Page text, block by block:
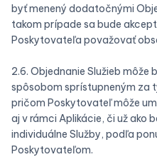
byť menený dodatočnými
takom prípade sa bude
Poskytovateľa považovať
2.6. Objednanie Služieb môže
spôsobom sprístupneným za
pričom Poskytovateľ môže
aj v rámci Aplikácie, či už ako
individuálne Služby, podľa
Poskytovateľom.